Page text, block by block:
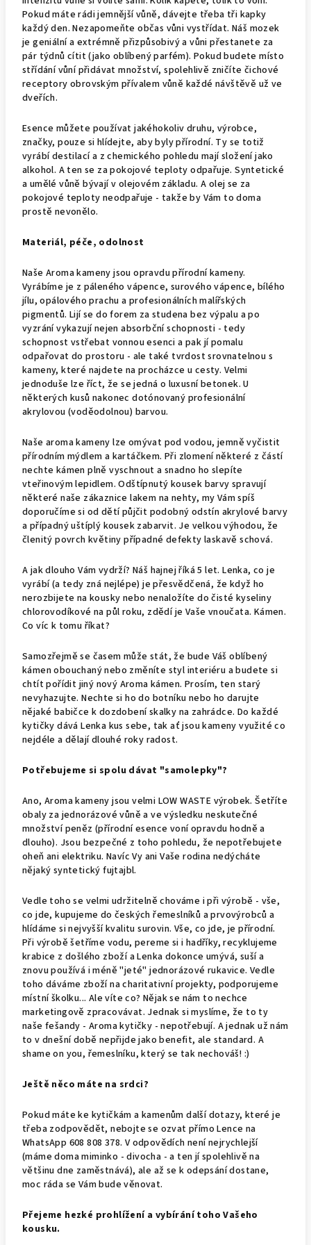
Pokud máte rádi jemnější vůně, dávejte třeba tři kapky
každý den. Nezapomeňte občas vůni vystřídat. Náš mozek
je geniální a extrémně přizpůsobivý a vůni přestanete za
pár týdnů cítit (jako oblíbený parfém). Pokud budete místo
střídání vůní přidávat množství, spolehlivě zničíte čichové
receptory obrovským přívalem vůně každé návštěvě už ve
dveřích.
Esence můžete používat jakéhokoliv druhu, výrobce,
značky, pouze si hlídejte, aby byly přírodní. Ty se totiž
vyrábí destilací a z chemického pohledu mají složení jako
alkohol. A ten se za pokojové teploty odpařuje. Syntetické
a umělé vůně bývají v olejovém základu. A olej se za
pokojové teploty neodpařuje - takže by Vám to doma
prostě nevonělo.
Materiál, péče, odolnost
Naše Aroma kameny jsou opravdu přírodní kameny.
Vyrábíme je z páleného vápence, surového vápence, bílého
jílu, opálového prachu a profesionálních malířských
pigmentů. Lijí se do forem za studena bez výpalu a po
vyzrání vykazují nejen absorbční schopnosti - tedy
schopnost vstřebat vonnou esenci a pak jí pomalu
odpařovat do prostoru - ale také tvrdost srovnatelnou s
kameny, které najdete na procházce u cesty. Velmi
jednoduše lze říct, že se jedná o luxusní betonek. U
některých kusů nakonec dotónovaný profesionální
akrylovou (voděodolnou) barvou.
Naše aroma kameny lze omývat pod vodou, jemně vyčistit
přírodním mýdlem a kartáčkem. Při zlomení některé z částí
nechte kámen plně vyschnout a snadno ho slepíte
vteřinovým lepidlem. Odštípnutý kousek barvy spravují
některé naše zákaznice lakem na nehty, my Vám spíš
doporučíme si od dětí půjčit podobný odstín akrylové barvy
a případný uštíplý kousek zabarvit. Je velkou výhodou, že
členitý povrch květiny případné defekty laskavě schová.
A jak dlouho Vám vydrží? Náš hajnej říká 5 let. Lenka, co je
vyrábí (a tedy zná nejlépe) je přesvědčená, že když ho
nerozbijete na kousky nebo nenaložíte do čisté kyseliny
chlorovodíkové na půl roku, zdědí je Vaše vnoučata. Kámen.
Co víc k tomu říkat?
Samozřejmě se časem může stát, že bude Váš oblíbený
kámen obouchaný nebo změníte styl interiéru a budete si
chtít pořídit jiný nový Aroma kámen. Prosím, ten starý
nevyhazujte. Nechte si ho do botníku nebo ho darujte
nějaké babičce k dozdobení skalky na zahrádce. Do každé
kytičky dává Lenka kus sebe, tak ať jsou kameny využité co
nejdéle a dělají dlouhé roky radost.
Potřebujeme si spolu dávat "samolepky"?
Ano, Aroma kameny jsou velmi LOW WASTE výrobek. Šetříte
obaly za jednorázové vůně a ve výsledku neskutečné
množství peněz (přírodní esence voní opravdu hodně a
dlouho). Jsou bezpečné z toho pohledu, že nepotřebujete
oheň ani elektriku. Navíc Vy ani Vaše rodina nedýcháte
nějaký syntetický fujtajbl.
Vedle toho se velmi udržitelně chováme i při výrobě - vše,
co jde, kupujeme do českých řemeslníků a prvovýrobců a
hlídáme si nejvyšší kvalitu surovin. Vše, co jde, je přírodní.
Při výrobě šetříme vodu, pereme si i hadříky, recyklujeme
krabice z došlého zboží a Lenka dokonce umývá, suší a
znovu používá i méně "jeté" jednorázové rukavice. Vedle
toho dáváme zboží na charitativní projekty, podporujeme
místní školku... Ale víte co? Nějak se nám to nechce
marketingově zpracovávat. Jednak si myslíme, že to ty
naše fešandy - Aroma kytičky - nepotřebují. A jednak už nám
to v dnešní době nepřijde jako benefit, ale standard. A
shame on you, řemeslníku, který se tak nechováš! :)
Ještě něco máte na srdci?
Pokud máte ke kytičkám a kamenům další dotazy, které je
třeba zodpovědět, nebojte se ozvat přímo Lence na
WhatsApp 608 808 378. V odpovědích není nejrychlejší
(máme doma miminko - divocha - a ten jí spolehlivě na
většinu dne zaměstnává), ale až se k odepsání dostane,
moc ráda se Vám bude věnovat.
Přejeme hezké prohlížení a vybírání toho Vašeho
kousku.